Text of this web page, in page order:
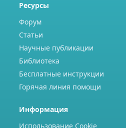
Ресурсы
Форум
Статьи
Научные публикации
Библиотека
Бесплатные инструкции
Горячая линия помощи
Информация
Использование Cookie